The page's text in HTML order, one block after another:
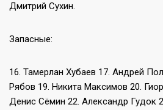
Дмитрий Сухин.
Запасные:
16. Тамерлан Хубаев 17. Андрей
Рябов 19. Никита Максимов 20.
Денис Сёмин 22. Александр Гудок